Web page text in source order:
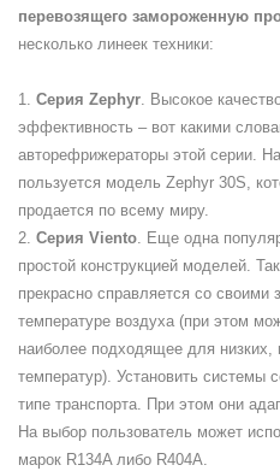
перевозящего замороженную
несколько линеек техники:
1. Серия Zephyr. Высокое
эффективность – вот какими
авторефрижераторы этой серии.
пользуется модель Zephyr 30S,
продается по всему миру.
2. Серия Viento. Еще одна
простой конструкцией моделей.
прекрасно справляется со
температуре воздуха (при этом
наиболее подходящее для низких,
температур). Установить
типе транспорта. При этом они
На выбор пользователь может
марок R134A либо R404A.